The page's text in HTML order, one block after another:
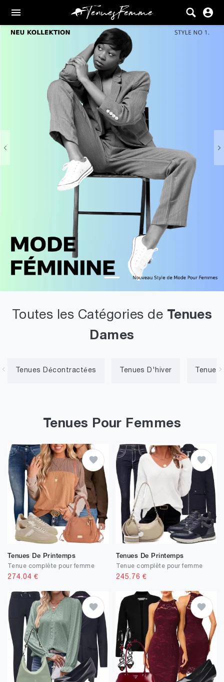
Femme
Tenues
Accessoires
Toutes les Catégories de Tenues
Dames
Tenues Décontractées Tenues D'hiver
Tenues Pour Femmes
Tenues De Printemps
Tenue complète pour femme
274.04 €
Tenues De Printemps
Tenue complète pour femme
245.76 €